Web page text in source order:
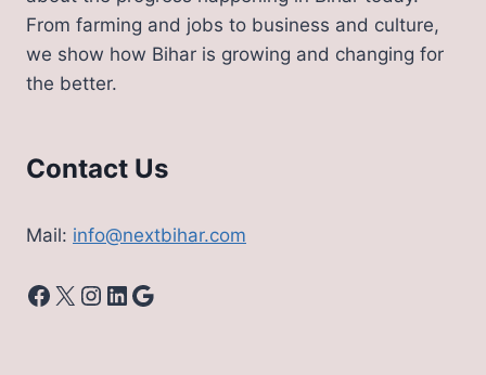
From farming and jobs to business and culture,
we show how Bihar is growing and changing for
the better.
Contact Us
Mail: info@nextbihar.com
Facebook
X Instagram
LinkedIn
Google